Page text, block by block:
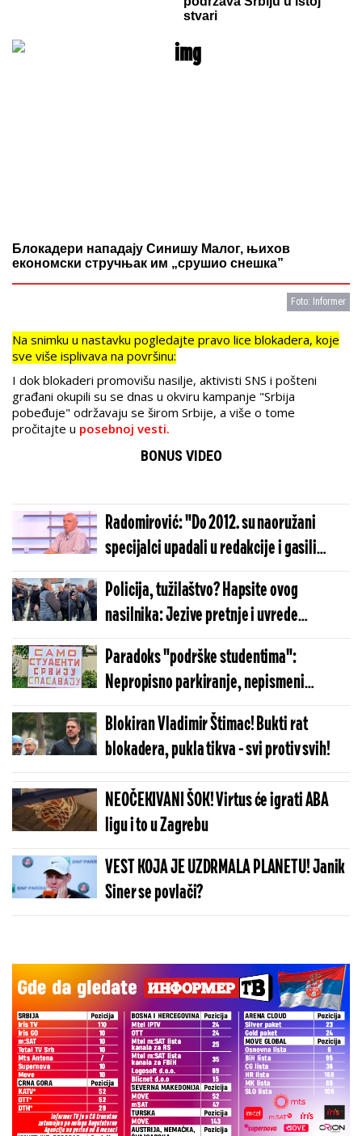
Foto: Informer
stvari
Блокадери нападају Синишу Малог, њихов
економски стручњак им „срушио снешка”
Na snimku u nastavku pogledajte pravo lice blokadera, koje
sve više isplivava na površinu:
I dok blokaderi promovišu nasilje, aktivisti SNS i pošteni
građani okupili su se dnas u okviru kampanje "Srbija
pobeđuje" održavaju se širom Srbije, a više o tome
pročitajte u posebnoj vesti.
BONUS VIDEO
Radomirović: "Do 2012. su naoružani
specijalci upadali u redakcije i gasili
medije"
Policija, tužilaštvo? Hapsite ovog
nasilnika: Jezive pretnje i uvrede
aktivistima SNS (VIDEO)
Paradoks "podrške studentima":
Nepropisno parkiranje, nepismeni
transparenti i bekstvo Marinike
Blokiran Vladimir Štimac! Bukti rat
blokadera, pukla tikva - svi protiv svih!
NEOČEKIVANI ŠOK! Virtus će igrati ABA
ligu i to u Zagrebu
VEST KOJA JE UZDRMALA PLANETU! Janik
Siner se povlači?